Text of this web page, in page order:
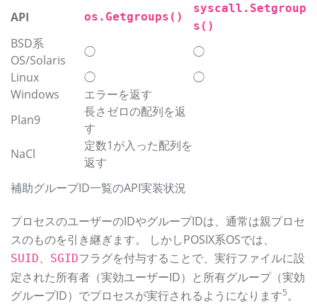
補助グループID一覧のAPI実装状況
API
os.Getgroups()
syscall.Setgroup
s()
BSD系
OS/Solaris
◯
◯
Linux
◯
◯
Windows
エラーを返す
Plan9
長さゼロの配列を返
す
NaCl
定数1が入った配列を
返す
プロセスのユーザーのIDやグループIDは、通常は親プロセ
スのものを引き継ぎます。 しかしPOSIX系OSでは、
SUID、 SGIDフラグを付与することで、実行ファイルに設
定された所有者（実効ユーザーID）と所有グループ（実効
グループID）でプロセスが実行されるようになります5。